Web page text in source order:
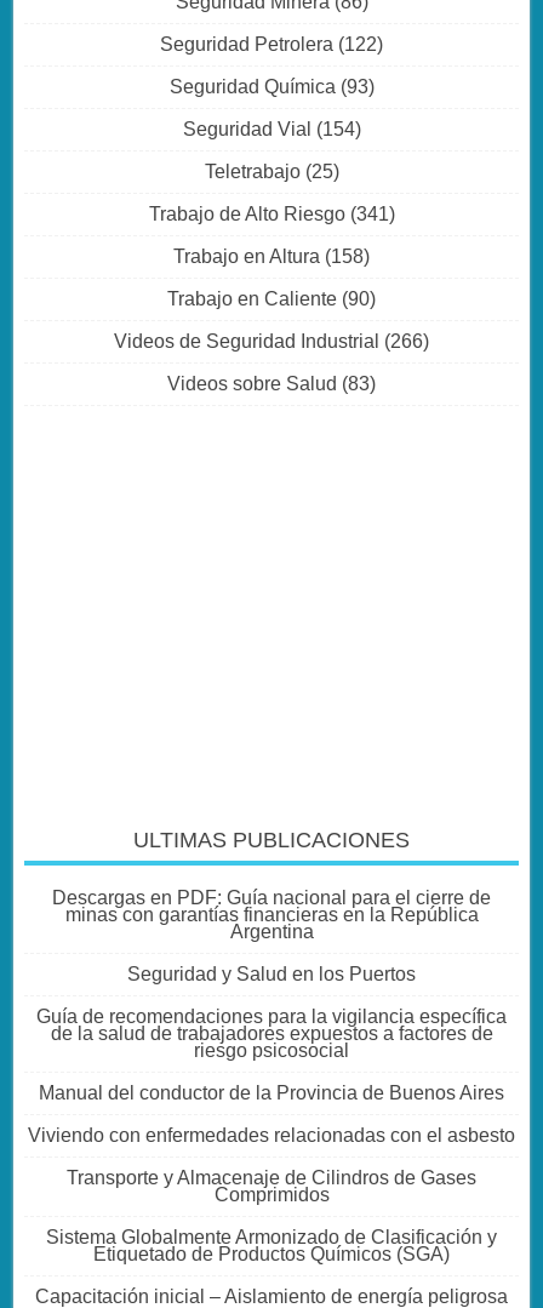
Seguridad Petrolera (122)
Seguridad Química (93)
Seguridad Vial (154)
Teletrabajo(25)
Trabajo de Alto Riesgo(341)
Trabajo en Altura (158)
Trabajo en Caliente (90)
Videos de Seguridad Industrial (266)
Videos sobre Salud (83)
ULTIMAS PUBLICACIONES
Descargas en PDF: Guía nacional para el cierre de
minas con garantías financieras en la República
Argentina
Seguridad y Salud en los Puertos
Guía de recomendaciones para la vigilancia específica
de la salud de trabajadores expuestos a factores de
riesgo psicosocial
Manual del conductor de la Provincia de Buenos Aires
Viviendo con enfermedades relacionadas con el asbesto
Transporte y Almacenaje de Cilindros de Gases
Comprimidos
Sistema Globalmente Armonizado de Clasificación y
Etiquetado de Productos Químicos (SGA)
Capacitación inicial – Aislamiento de energía peligrosa